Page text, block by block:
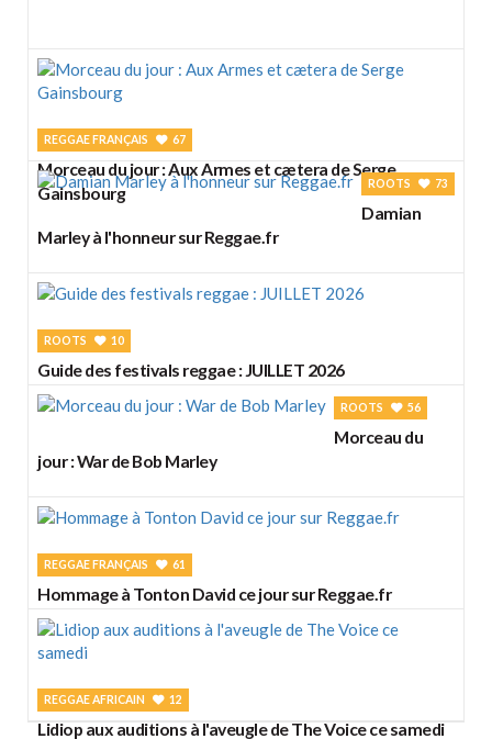
REGGAE FRANÇAIS 67
Morceau du jour : Aux Armes et cætera de Serge
Gainsbourg
ROOTS 73
Damian
Marley à l'honneur sur Reggae.fr
ROOTS 10
Guide des festivals reggae : JUILLET 2026
ROOTS 56
Morceau du
jour : War de Bob Marley
REGGAE FRANÇAIS 61
Hommage à Tonton David ce jour sur Reggae.fr
REGGAE AFRICAIN 12
Lidiop aux auditions à l'aveugle de The Voice ce samedi